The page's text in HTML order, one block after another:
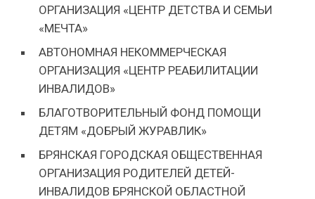
ОРГАНИЗАЦИЯ «ЦЕНТР ДЕТСТВА И СЕМЬИ
«МЕЧТА»
АВТОНОМНАЯ НЕКОММЕРЧЕСКАЯ
ОРГАНИЗАЦИЯ «ЦЕНТР РЕАБИЛИТАЦИИ
ИНВАЛИДОВ»
БЛАГОТВОРИТЕЛЬНЫЙ ФОНД ПОМОЩИ
ДЕТЯМ «ДОБРЫЙ ЖУРАВЛИК»
БРЯНСКАЯ ГОРОДСКАЯ ОБЩЕСТВЕННАЯ
ОРГАНИЗАЦИЯ РОДИТЕЛЕЙ ДЕТЕЙ-
ИНВАЛИДОВ БРЯНСКОЙ ОБЛАСТНОЙ